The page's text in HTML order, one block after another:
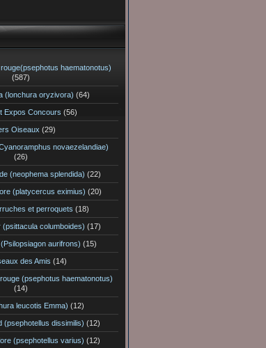
haematonotus)
(587)
(lonchura oryzivora) (64)
Expos Concours (56)
Oiseaux (29)
novaezelandiae)
(26)
(neophema splendida) (22)
(platycercus eximius) (20)
et perroquets (18)
columboides) (17)
aurifrons) (15)
des Amis (14)
(psephotus haematonotus)
(14)
leucotis Emma) (12)
(psephotellus dissimilis) (12)
(psephotellus varius) (12)